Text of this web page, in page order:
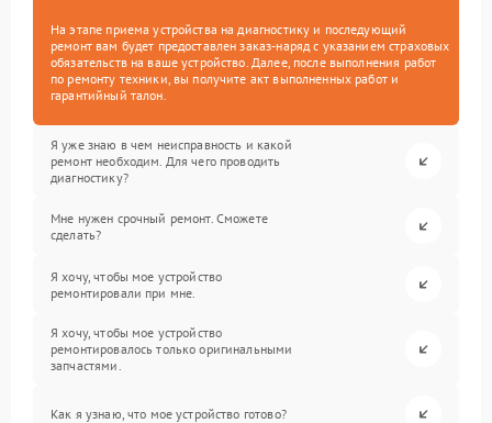
На этапе приема устройства на диагностику и последующий
ремонт вам будет предоставлен заказ-наряд с указанием страховых
обязательств на ваше устройство. Далее, после выполнения работ
по ремонту техники, вы получите акт выполненных работ и
гарантийный талон.
Я уже знаю в чем неисправность и какой
ремонт необходим. Для чего проводить
диагностику?
Мне нужен срочный ремонт. Сможете
сделать?
Я хочу, чтобы мое устройство
ремонтировали при мне.
Я хочу, чтобы мое устройство
ремонтировалось только оригинальными
запчастями.
Как я узнаю, что мое устройство готово?